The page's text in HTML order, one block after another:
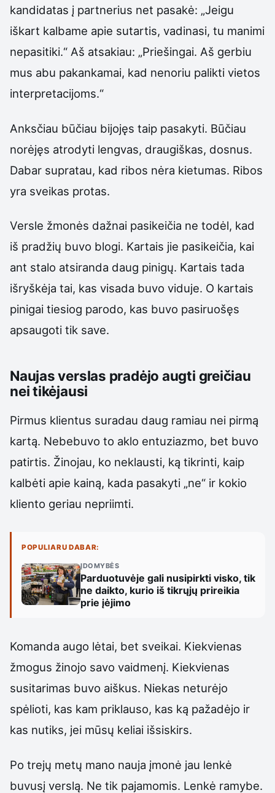
kandidatas į partnerius net pasakė: „Jeigu
iškart kalbame apie sutartis, vadinasi, tu manimi
nepasitiki.“ Aš atsakiau: „Priešingai. Aš gerbiu
mus abu pakankamai, kad nenoriu palikti vietos
interpretacijoms.“
Anksčiau būčiau bijojęs taip pasakyti. Būčiau
norėjęs atrodyti lengvas, draugiškas, dosnus.
Dabar supratau, kad ribos nėra kietumas. Ribos
yra sveikas protas.
Versle žmonės dažnai pasikeičia ne todėl, kad
iš pradžių buvo blogi. Kartais jie pasikeičia, kai
ant stalo atsiranda daug pinigų. Kartais tada
išryškėja tai, kas visada buvo viduje. O kartais
pinigai tiesiog parodo, kas buvo pasiruošęs
apsaugoti tik save.
Naujas verslas pradėjo augti greičiau
nei tikėjausi
Pirmus klientus suradau daug ramiau nei pirmą
kartą. Nebebuvo to aklo entuziazmo, bet buvo
patirtis. Žinojau, ko neklausti, ką tikrinti, kaip
kalbėti apie kainą, kada pasakyti „ne“ ir kokio
kliento geriau nepriimti.
POPULIARU DABAR:
ĮDOMYBĖS
Parduotuvėje gali nusipirkti visko, tik
ne daikto, kurio iš tikrųjų prireikia
prie įėjimo
Komanda augo lėtai, bet sveikai. Kiekvienas
žmogus žinojo savo vaidmenį. Kiekvienas
susitarimas buvo aiškus. Niekas neturėjo
spėlioti, kas kam priklauso, kas ką pažadėjo ir
kas nutiks, jei mūsų keliai išsiskirs.
Po trejų metų mano nauja įmonė jau lenkė
buvusį verslą. Ne tik pajamomis. Lenkė ramybe.